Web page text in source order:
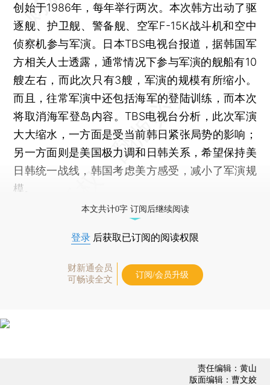
创始于1986年，每年举行两次。本次韩方出动了驱
逐舰、护卫舰、警备舰、空军F-15K战斗机和空中
侦察机参与军演。日本TBS电视台报道，据韩国军
方相关人士透露，通常情况下参与军演的舰船有10
艘左右，而此次只有3艘，军演的规模有所缩小。
而且，往常军演中还包括海军的登陆训练，而本次
将取消海军登岛内容。TBS电视台分析，此次军演
大大缩水，一方面是受当前韩日紧张局势的影响；
另一方面则是美国极力调和日韩关系，希望保持美
日韩统一战线，韩国考虑美方感受，减小了军演规
模。
本文共计0字 订阅后继续阅读
登录 后获取已订阅的阅读权限
财新通会员
可畅读全文
订阅/会员升级
责任编辑：黄山
版面编辑：曹文姣